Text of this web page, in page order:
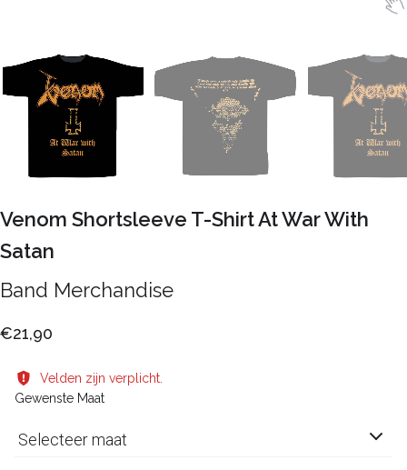
Venom Shortsleeve T-Shirt At War With
Satan
Band Merchandise
€21,90
Velden zijn verplicht.
Gewenste Maat
Selecteer maat